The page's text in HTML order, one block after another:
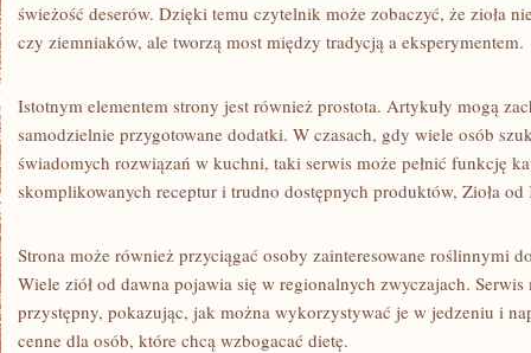
świeżość deserów. Dzięki temu czytelnik może zobaczyć, że zioła
czy ziemniaków, ale tworzą most między tradycją a eksperymentem.
Istotnym elementem strony jest również prostota. Artykuły mogą
samodzielnie przygotowane dodatki. W czasach, gdy wiele osób
świadomych rozwiązań w kuchni, taki serwis może pełnić funkcję
skomplikowanych receptur i trudno dostępnych produktów, Zioła
Strona może również przyciągać osoby zainteresowane roślinnymi
Wiele ziół od dawna pojawia się w regionalnych zwyczajach.
przystępny, pokazując, jak można wykorzystywać je w jedzeniu i
cenne dla osób, które chcą wzbogacać dietę.